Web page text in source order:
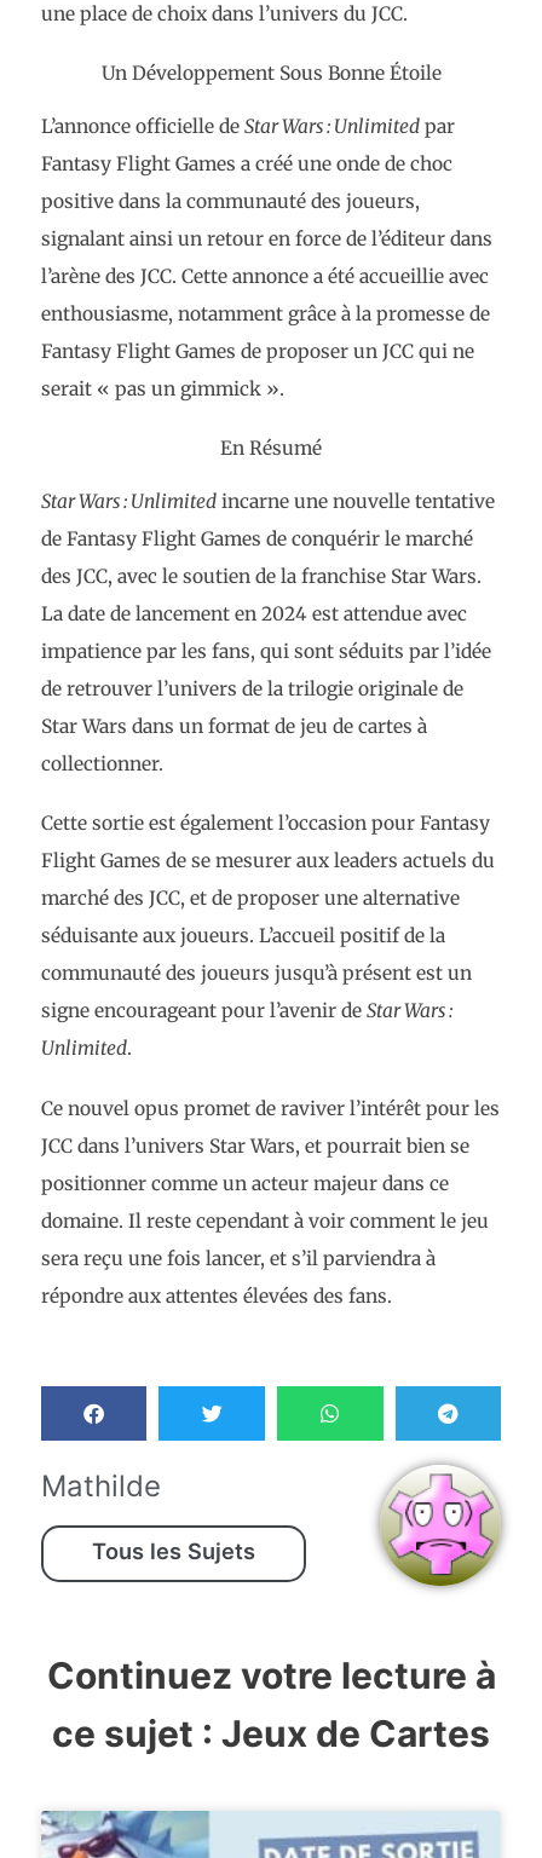
une place de choix dans l’univers du JCC​.
Un Développement Sous Bonne Étoile
L’annonce officielle de Star Wars : Unlimitedpar
Fantasy Flight Games a créé une onde de choc
positive dans la communauté des joueurs,
signalant ainsi un retour en force de l’éditeur dans
l’arène des JCC. Cette annonce a été accueillie avec
enthousiasme, notamment grâce à la promesse de
Fantasy Flight Games de proposer un JCC qui ne
serait « pas un gimmick »​​.
En Résumé
Star Wars : Unlimitedincarne une nouvelle tentative
de Fantasy Flight Games de conquérir le marché
des JCC, avec le soutien de la franchise Star Wars.
La date de lancement en 2024 est attendue avec
impatience par les fans, qui sont séduits par l’idée
de retrouver l’univers de la trilogie originale de
Star Wars dans un format de jeu de cartes à
collectionner.
Cette sortie est également l’occasion pour Fantasy
Flight Games de se mesurer aux leaders actuels du
marché des JCC, et de proposer une alternative
séduisante aux joueurs. L’accueil positif de la
communauté des joueurs jusqu’à présent est un
signe encourageant pour l’avenir de Star Wars :
Unlimited.
Ce nouvel opus promet de raviver l’intérêt pour les
JCC dans l’univers Star Wars, et pourrait bien se
positionner comme un acteur majeur dans ce
domaine. Il reste cependant à voir comment le jeu
sera reçu une fois lancer, et s’il parviendra à
répondre aux attentes élevées des fans.
Mathilde
Tous les Sujets
Continuez votre lecture à
ce sujet : Jeux de Cartes